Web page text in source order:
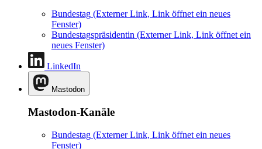
Bundestag (Externer Link, Link öffnet ein neues
Fenster)
Bundestagspräsidentin (Externer Link, Link öffnet ein
neues Fenster)
LinkedIn
Mastodon
Mastodon-Kanäle
Bundestag (Externer Link, Link öffnet ein neues
Fenster)